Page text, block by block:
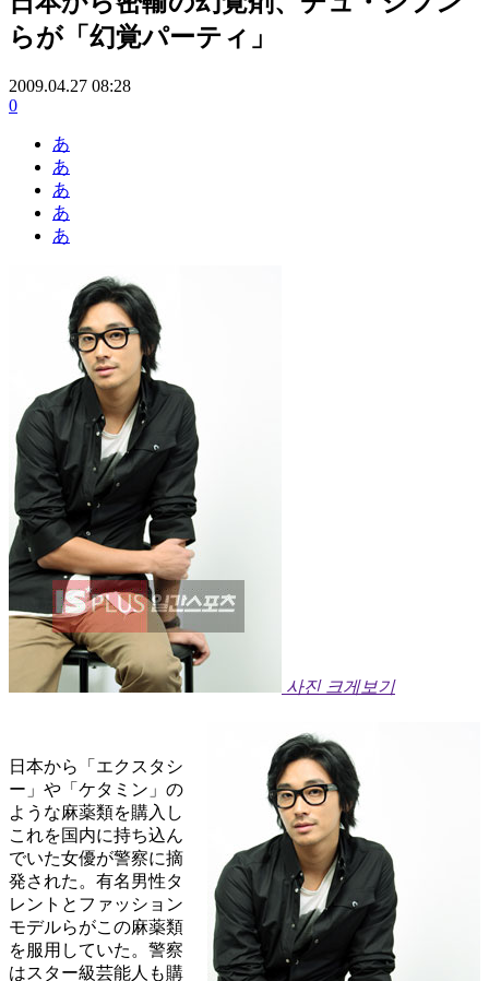
らが「幻覚パーティ」
2009.04.27 08:28
0
あ
あ
あ
あ
あ
사진 크게보기
日本から「エクスタシ
ー」や「ケタミン」の
ような麻薬類を購入し
これを国内に持ち込ん
でいた女優が警察に摘
発された。有名男性タ
レントとファッション
モデルらがこの麻薬類
を服用していた。警察
はスター級芸能人も購